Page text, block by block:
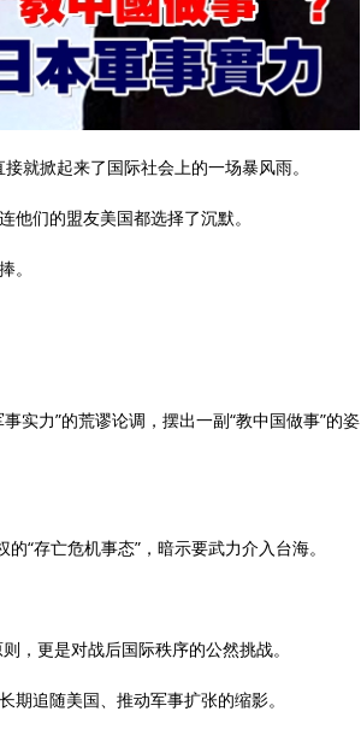
就掀起来了国际社会上的一场暴风雨。
们的盟友美国都选择了沉默。
。
实力”的荒谬论调，摆出一副“教中国做事”的姿
“存亡危机事态”，暗示要武力介入台海。
，更是对战后国际秩序的公然挑战。
追随美国、推动军事扩张的缩影。